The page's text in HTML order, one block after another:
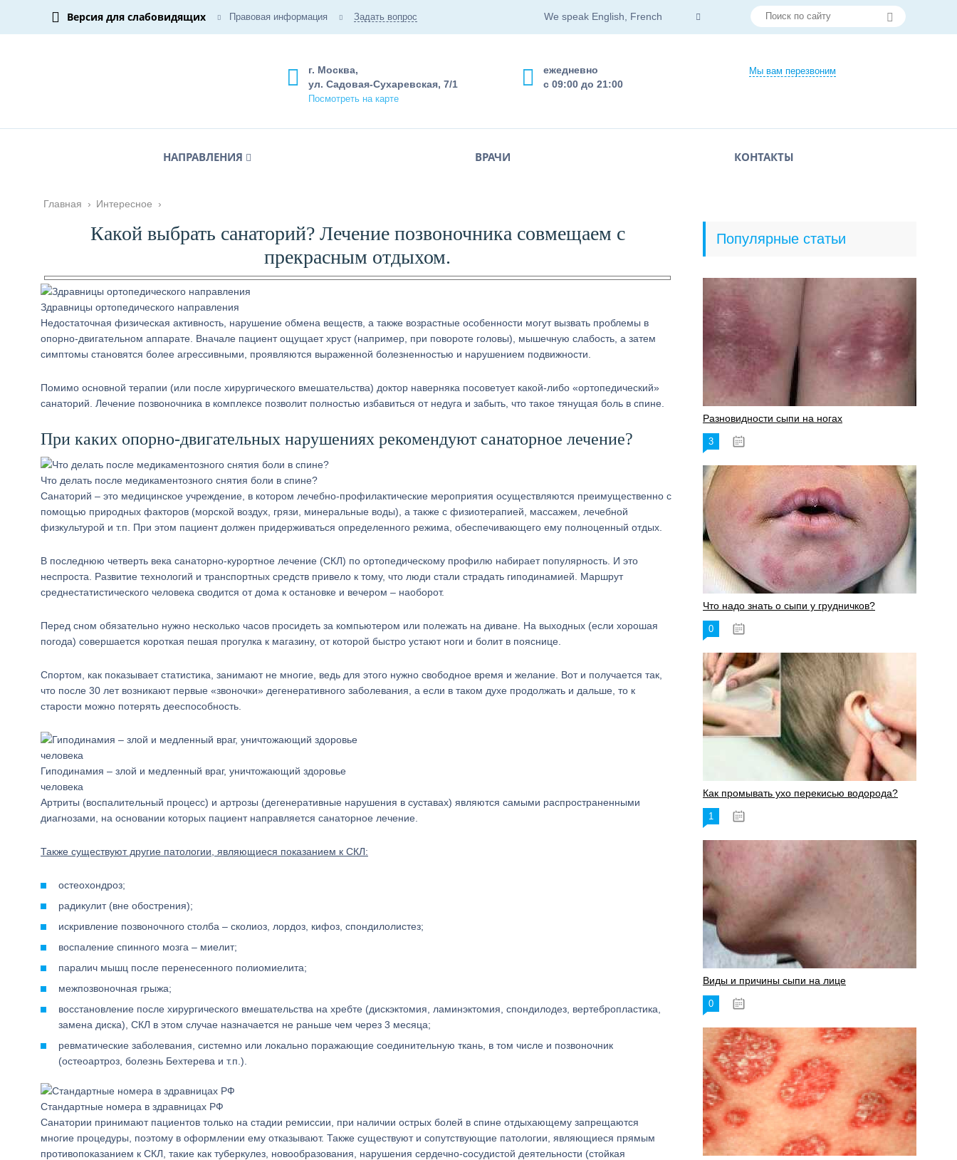
Версия для слабовидящих Правовая информация Задать вопрос We speak English, French
Мы вам перезвоним
ежедневно
с 09:00 до 21:00
г. Москва,
ул. Садовая-Сухаревская, 7/1
Посмотреть на карте
НАПРАВЛЕНИЯ ВРАЧИ КОНТАКТЫ
Главная › Интересное ›
Какой выбрать санаторий? Лечение позвоночника совмещаем с
прекрасным отдыхом.
Здравницы ортопедического направления
Недостаточная физическая активность, нарушение обмена веществ, а также возрастные особенности могут вызвать проблемы в
опорно-двигательном аппарате. Вначале пациент ощущает хруст (например, при повороте головы), мышечную слабость, а затем
симптомы становятся более агрессивными, проявляются выраженной болезненностью и нарушением подвижности.
Помимо основной терапии (или после хирургического вмешательства) доктор наверняка посоветует какой-либо «ортопедический»
санаторий. Лечение позвоночника в комплексе позволит полностью избавиться от недуга и забыть, что такое тянущая боль в спине.
При каких опорно-двигательных нарушениях рекомендуют санаторное лечение?
Что делать после медикаментозного снятия боли в спине?
Санаторий – это медицинское учреждение, в котором лечебно-профилактические мероприятия осуществляются преимущественно с
помощью природных факторов (морской воздух, грязи, минеральные воды), а также с физиотерапией, массажем, лечебной
физкультурой и т.п. При этом пациент должен придерживаться определенного режима, обеспечивающего ему полноценный отдых.
В последнюю четверть века санаторно-курортное лечение (СКЛ) по ортопедическому профилю набирает популярность. И это
неспроста. Развитие технологий и транспортных средств привело к тому, что люди стали страдать гиподинамией. Маршрут
среднестатистического человека сводится от дома к остановке и вечером – наоборот.
Перед сном обязательно нужно несколько часов просидеть за компьютером или полежать на диване. На выходных (если хорошая
погода) совершается короткая пешая прогулка к магазину, от которой быстро устают ноги и болит в пояснице.
Спортом, как показывает статистика, занимают не многие, ведь для этого нужно свободное время и желание. Вот и получается так,
что после 30 лет возникают первые «звоночки» дегенеративного заболевания, а если в таком духе продолжать и дальше, то к
старости можно потерять дееспособность.
Гиподинамия – злой и медленный враг, уничтожающий здоровье
человека
Артриты (воспалительный процесс) и артрозы (дегенеративные нарушения в суставах) являются самыми распространенными
диагнозами, на основании которых пациент направляется санаторное лечение.
Также существуют другие патологии, являющиеся показанием к СКЛ:
остеохондроз;
радикулит (вне обострения);
искривление позвоночного столба – сколиоз, лордоз, кифоз, спондилолистез;
воспаление спинного мозга – миелит;
паралич мышц после перенесенного полиомиелита;
межпозвоночная грыжа;
восстановление после хирургического вмешательства на хребте (дискэктомия, ламинэктомия, спондилодез, вертебропластика,
замена диска), СКЛ в этом случае назначается не раньше чем через 3 месяца;
ревматические заболевания, системно или локально поражающие соединительную ткань, в том числе и позвоночник
(остеоартроз, болезнь Бехтерева и т.п.).
Стандартные номера в здравницах РФ
Санатории принимают пациентов только на стадии ремиссии, при наличии острых болей в спине отдыхающему запрещаются
многие процедуры, поэтому в оформлении ему отказывают. Также существуют и сопутствующие патологии, являющиеся прямым
противопоказанием к СКЛ, такие как туберкулез, новообразования, нарушения сердечно-сосудистой деятельности (стойкая
Популярные статьи
Разновидности сыпи на ногах
3
Что надо знать о сыпи у грудничков?
0
Как промывать ухо перекисью водорода?
1
Виды и причины сыпи на лице
0